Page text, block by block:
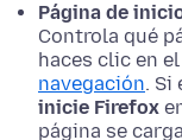
Página de
Controla qué
haces clic en
navegación. Si
inicie Firefox
página se